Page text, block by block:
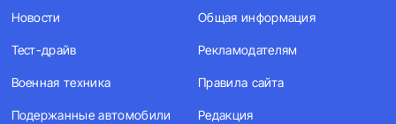
Новости
Тест-драйв
Военная техника
Подержанные автомобили
Общая информация
Рекламодателям
Правила сайта
Редакция